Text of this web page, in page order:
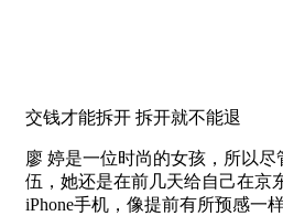
交钱才能拆开 拆开就不能退
廖 婷是一位时尚的女孩，所以
伍，她还是在前几天给自己在京
iPhone手机，像提前有所预感一